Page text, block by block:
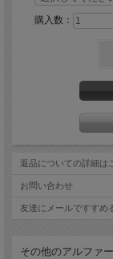
購入数：
返品についての詳細は
お問い合わせ
友達にメールですすめ
その他のアルファ